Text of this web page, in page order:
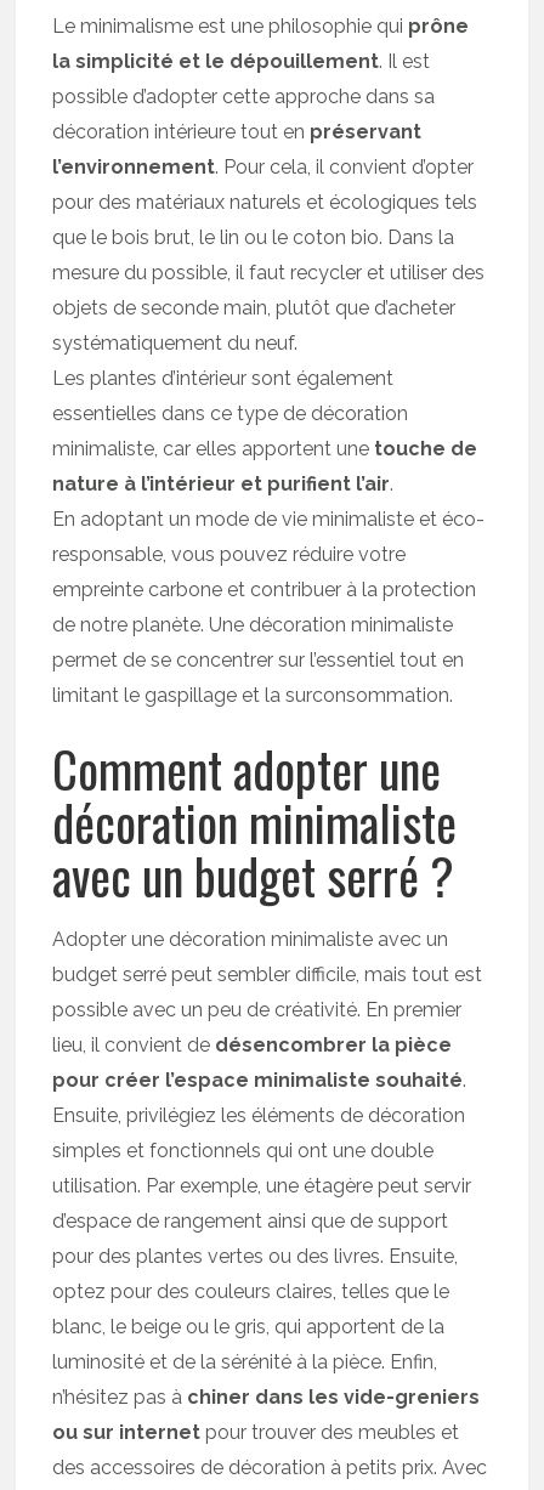
Le minimalisme est une philosophie qui prône
la simplicité et le dépouillement. Il est
possible d’adopter cette approche dans sa
décoration intérieure tout en préservant
l’environnement. Pour cela, il convient d’opter
pour des matériaux naturels et écologiques tels
que le bois brut, le lin ou le coton bio. Dans la
mesure du possible, il faut recycler et utiliser des
objets de seconde main, plutôt que d’acheter
systématiquement du neuf.
Les plantes d’intérieur sont également
essentielles dans ce type de décoration
minimaliste, car elles apportent une touche de
nature à l’intérieur et purifient l’air.
En adoptant un mode de vie minimaliste et éco-
responsable, vous pouvez réduire votre
empreinte carbone et contribuer à la protection
de notre planète. Une décoration minimaliste
permet de se concentrer sur l’essentiel tout en
limitant le gaspillage et la surconsommation.
Comment adopter une
décoration minimaliste
avec un budget serré ?
Adopter une décoration minimaliste avec un
budget serré peut sembler difficile, mais tout est
possible avec un peu de créativité. En premier
lieu, il convient de désencombrer la pièce
pour créer l’espace minimaliste souhaité.
Ensuite, privilégiez les éléments de décoration
simples et fonctionnels qui ont une double
utilisation. Par exemple, une étagère peut servir
d’espace de rangement ainsi que de support
pour des plantes vertes ou des livres. Ensuite,
optez pour des couleurs claires, telles que le
blanc, le beige ou le gris, qui apportent de la
luminosité et de la sérénité à la pièce. Enfin,
n’hésitez pas à chiner dans les vide-greniers
ou sur internet pour trouver des meubles et
des accessoires de décoration à petits prix. Avec